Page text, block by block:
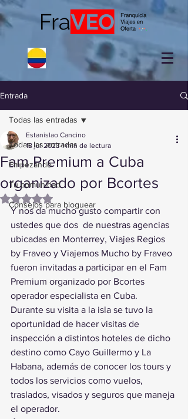
Entrada
Todas las entradas
Empezando
Tu comunidad
Consejos para bloguear
Todas las entradas
Fam Premium a Cuba
organizado por Bcortes
Estanislao Cancino
18 jul 2023 1 min de lectura
Obtuvo NaN de 5 estrellas.
Y nos da mucho gusto compartir con
ustedes que dos  de nuestras agencias
ubicadas en Monterrey, Viajes Regios
by Fraveo y Viajemos Mucho by Fraveo
fueron invitadas a participar en el Fam
Premium organizado por Bcortes
operador especialista en Cuba.
Durante su visita a la isla se tuvo la
oportunidad de hacer visitas de
inspección a distintos hoteles de dicho
destino como Cayo Guillermo y La
Habana, además de conocer los tours y
todos los servicios como vuelos,
traslados, visados y seguros que maneja
el operador.